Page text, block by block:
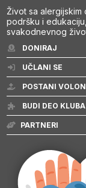
Život sa alergijskim
podršku i
svakodnevnog
DONIRAJ
UČLANI SE
POSTANI
BUDI DEO KLUBA
PARTNERI